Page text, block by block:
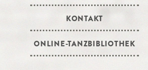
KONTAKT
ONLINE-TANZBIBLIOTHEK